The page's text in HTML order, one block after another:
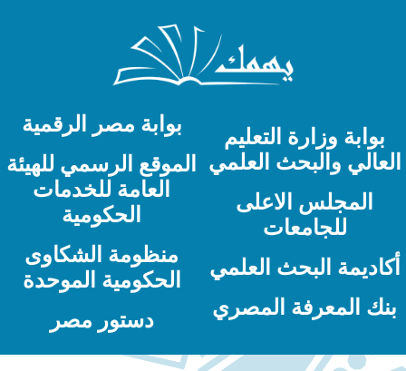
بوابة وزارة التعليم
والبحث العلمي
المجلس الاعلى
للجامعات
البحث العلمي
المعرفة المصري
بوابة مصر الرقمية
الموقع الرسمي للهيئة
العامة للخدمات
الحكومية
منظومة الشكاوى
الحكومية الموحدة
دستور مصر